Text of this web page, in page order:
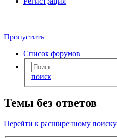
Пропустить
Список форумов
поиск
Темы без ответов
Перейти к расширенному поиску